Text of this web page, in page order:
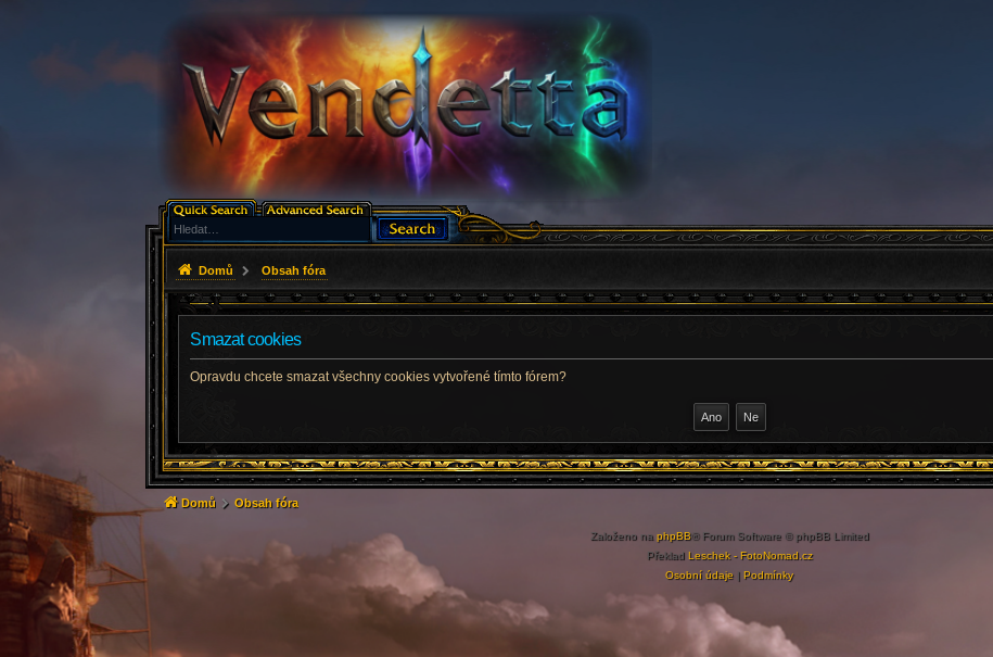
Domů Obsah fóra
Smazat cookies
Opravdu chcete smazat všechny cookies vytvořené tímto fórem?
Domů Obsah fóra
Založeno na phpBB® Forum Software © phpBB Limited
Překlad Leschek - FotoNomad.cz
Osobní údaje | Podmínky